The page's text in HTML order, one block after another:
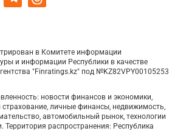
в Комитете информации
и информации Республики в качестве
"Finratings.kz" под №KZ82VPY00105253
новости финансов и экономики,
страхование, личные финансы, недвижимость,
автомобильный рынок, технологии
Территория распространения: Республика